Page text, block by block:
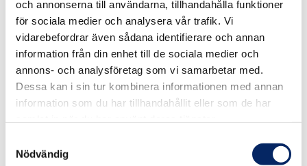
och annonserna till användarna, tillhandahålla funktioner
för sociala medier och analysera vår trafik. Vi
vidarebefordrar även sådana identifierare och annan
information från din enhet till de sociala medier och
annons- och analysföretag som vi samarbetar med.
Dessa kan i sin tur kombinera informationen med annan
information som du har tillhandahållit eller som de har
Nödvändig
Jurmo Kulturstig – För